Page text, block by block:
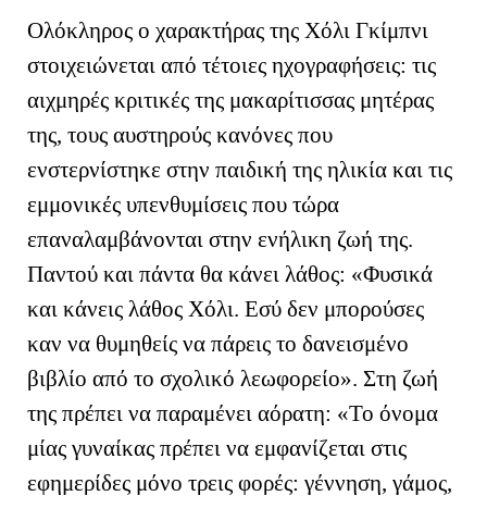
Ολόκληρος ο χαρακτήρας της Χόλι Γκίμπνι
στοιχειώνεται από τέτοιες ηχογραφήσεις: τις
αιχμηρές κριτικές της μακαρίτισσας μητέρας
της, τους αυστηρούς κανόνες που
ενστερνίστηκε στην παιδική της ηλικία και τις
εμμονικές υπενθυμίσεις που τώρα
επαναλαμβάνονται στην ενήλικη ζωή της.
Παντού και πάντα θα κάνει λάθος: «Φυσικά
και κάνεις λάθος Χόλι. Εσύ δεν μπορούσες
καν να θυμηθείς να πάρεις το δανεισμένο
βιβλίο από το σχολικό λεωφορείο». Στη ζωή
της πρέπει να παραμένει αόρατη: «Το όνομα
μίας γυναίκας πρέπει να εμφανίζεται στις
εφημερίδες μόνο τρεις φορές: γέννηση, γάμος,